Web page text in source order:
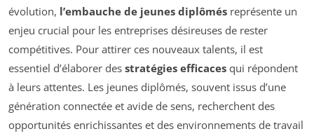
évolution, l’embauche de jeunes diplômés représente un
enjeu crucial pour les entreprises désireuses de rester
compétitives. Pour attirer ces nouveaux talents, il est
essentiel d’élaborer des stratégies efficaces qui répondent
à leurs attentes. Les jeunes diplômés, souvent issus d’une
génération connectée et avide de sens, recherchent des
opportunités enrichissantes et des environnements de travail